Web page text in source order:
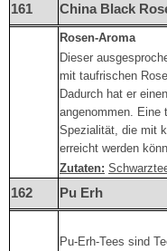
161 China Black
Rosen-Aroma
Dieser
mit taufrischen
Dadurch hat er
angenommen. Eine
Spezialität, die mit
erreicht werden
Zutaten:
162 Pu Erh
Pu-Erh-Tees sind